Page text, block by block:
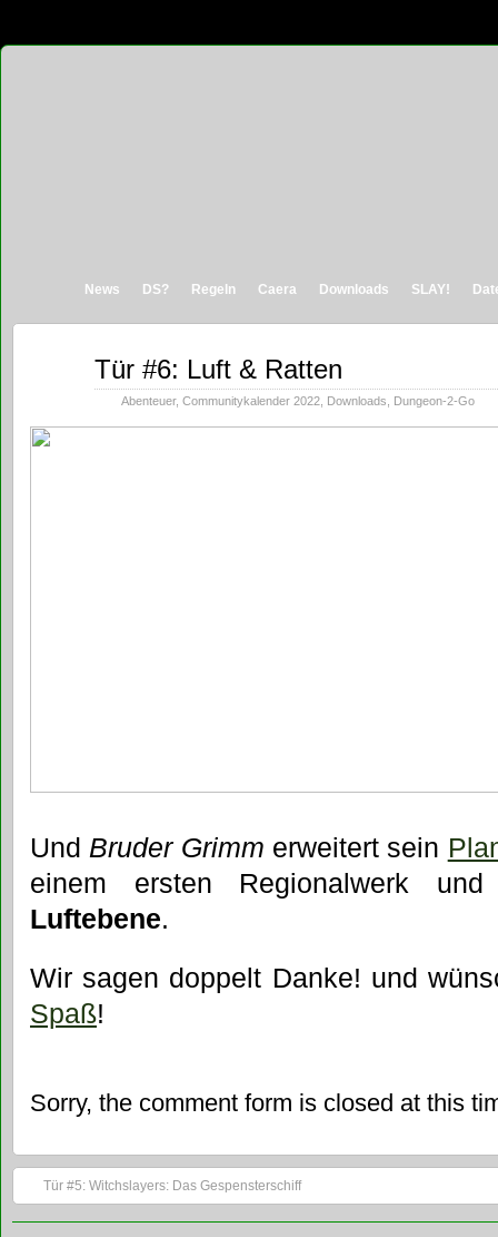
News DS? Regeln Caera Downloads SLAY!
Tür #6: Luft & Ratten
Abenteuer, Communitykalender 2022 Downloads Dungeon-2-Go
Und Bruder Grimm erweitert sein
einem ersten Regionalwerk
Luftebene.
Wir sagen doppelt Danke! und
Spaß!
Sorry, the comment form is closed at this
Tür #5: Witchslayers: Das Gespensterschiff